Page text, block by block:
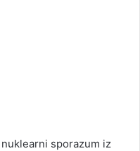
sporazum iz